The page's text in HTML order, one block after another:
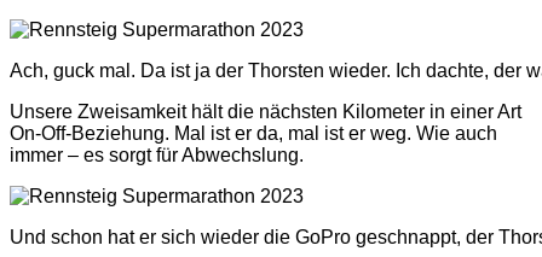
Ach, guck mal. Da ist ja der Thorsten wieder. Ich dachte, der
Unsere Zweisamkeit hält die nächsten Kilometer in einer Art
On-Off-Beziehung. Mal ist er da, mal ist er weg. Wie auch
immer – es sorgt für Abwechslung.
Und schon hat er sich wieder die GoPro geschnappt, der